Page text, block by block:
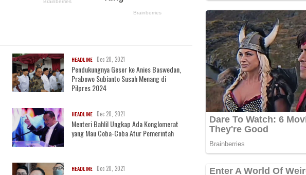
HEADLINE Dec 20, 2021
Pendukungnya Geser ke Anies Baswedan,
Prabowo Subianto Susah Menang di
Pilpres 2024
HEADLINE Dec 20, 2021
Menteri Bahlil Ungkap Ada Konglomerat
yang Mau Coba-Coba Atur Pemerintah
HEADLINE Dec 20, 2021